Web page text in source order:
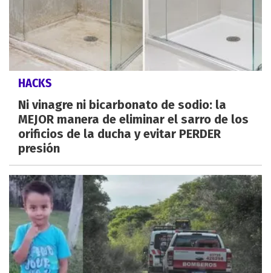
HACKS
Ni vinagre ni bicarbonato de sodio: la
MEJOR manera de eliminar el sarro de los
orificios de la ducha y evitar PERDER
presión